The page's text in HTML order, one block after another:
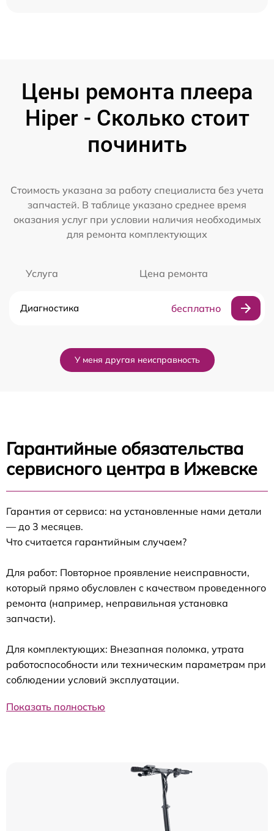
Цены ремонта плеера
Hiper - Сколько стоит
починить
Стоимость указана за работу специалиста без учета
запчастей. В таблице указано среднее время
оказания услуг при условии наличия необходимых
для ремонта комплектующих
Услуга Цена ремонта
Диагностика бесплатно
У меня другая неисправность
Гарантийные обязательства
сервисного центра в Ижевске
Гарантия от сервиса: на установленные нами детали
— до 3 месяцев.
Что считается гарантийным случаем?
Для работ: Повторное проявление неисправности,
который прямо обусловлен с качеством проведенного
ремонта (например, неправильная установка
запчасти).
Для комплектующих: Внезапная поломка, утрата
работоспособности или техническим параметрам при
соблюдении условий эксплуатации.
Показать полностью